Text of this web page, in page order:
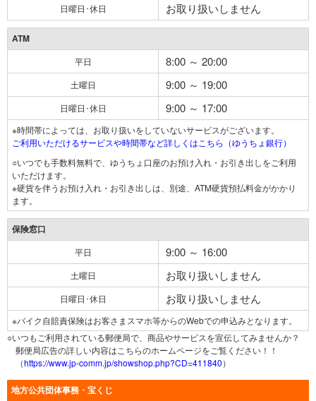
日曜日･休日 お取り扱いしません
ATM
平日 8:00 ～ 20:00
土曜日 9:00 ～ 19:00
日曜日･休日 9:00 ～ 17:00
※時間帯によっては、お取り扱いをしていないサービスがございます。
ご利用いただけるサービスや時間帯など詳しくはこちら（ゆうちょ銀行）
○いつでも手数料無料で、ゆうちょ口座のお預け入れ・お引き出しをご利用
いただけます。
※硬貨を伴うお預け入れ・お引き出しは、別途、ATM硬貨預払料金がかかり
ます。
保険窓口
平日 9:00 ～ 16:00
土曜日 お取り扱いしません
日曜日･休日 お取り扱いしません
※バイク自賠責保険はお客さまスマホ等からのWebでの申込みとなります。
○いつもご利用されている郵便局で、商品やサービスを宣伝してみませんか？
郵便局広告の詳しい内容はこちらのホームページをご覧ください！！
（https://www.jp-comm.jp/showshop.php?CD=411840）
地方公共団体事務・宝くじ